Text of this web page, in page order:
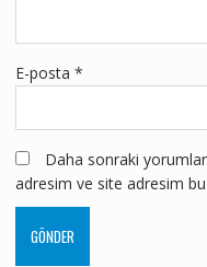
E-posta *
Daha sonraki
adresim ve site adresim bu